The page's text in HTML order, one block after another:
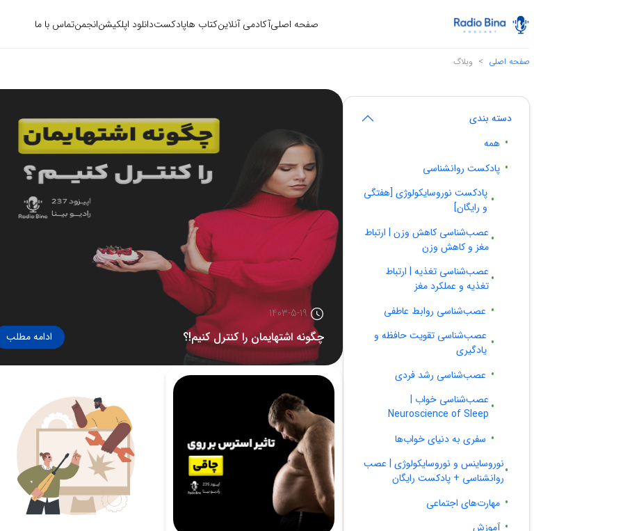
صفحه اصلیآکادمی آنلاینکتاب هاپادکستدانلود اپلکیشنانجمنتماس با ما
صفحه اصلی وبلاگ
دسته بندی
همه
پادکست روانشناسی
پادکست نوروسایکولوژی [هفتگی
و رایگان]
عصب‌شناسی کاهش وزن | ارتباط
مغز و کاهش وزن
عصب‌شناسی تغذیه | ارتباط
تغذیه و عملکرد مغز
عصب‌شناسی روابط عاطفی
عصب‌شناسی تقویت حافظه و
یادگیری
عصب‌شناسی رشد فردی
عصب‌شناسی خواب |
Neuroscience of Sleep
سفری به دنیای خواب‌ها
نوروساینس و نوروسایکولوژی | عصب
روانشناسی + پادکست رایگان
مهارت‌های اجتماعی
آموزش
1403-5-19
چگونه اشتهایمان را کنترل کنیم!؟ ادامه مطلب